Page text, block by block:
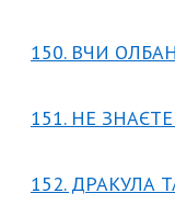
150. ВЧИ
151. НЕ
152. ДРАКУЛА